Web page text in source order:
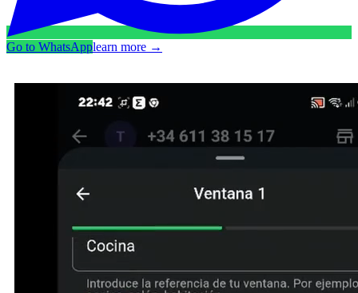
Go to WhatsApplearn more →